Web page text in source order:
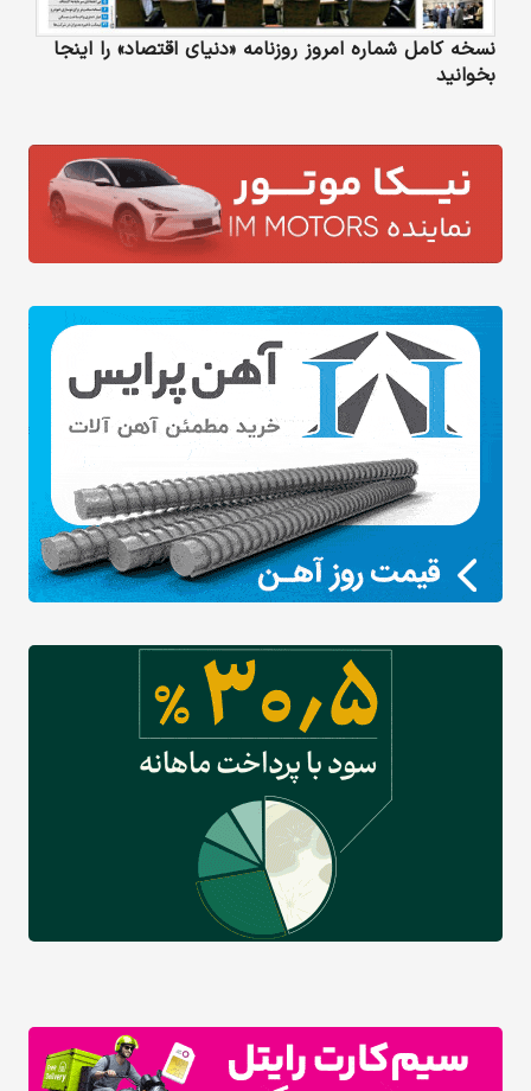
نسخه کامل شماره امروز روزنامه «دنیای‌ اقتصاد» را اینجا
بخوانید